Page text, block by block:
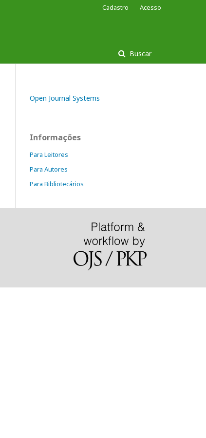
Buscar
Cadastro Acesso
Open Journal Systems
Informações
Para Leitores
Para Autores
Para Bibliotecários